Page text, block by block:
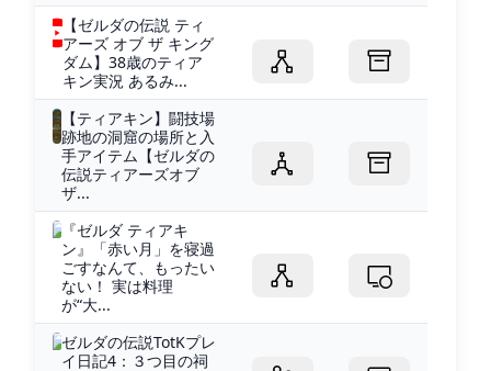
【ゼルダの伝説 ティ
アーズ オブ ザ キング
ダム】38歳のティア
キン実況 あるみ...
【ティアキン】闘技場
跡地の洞窟の場所と入
手アイテム【ゼルダの
伝説ティアーズオブ
ザ...
『ゼルダ ティアキ
ン』「赤い月」を寝過
ごすなんて、もったい
ない！ 実は料理
が“大...
ゼルダの伝説TotKプレ
イ日記4：３つ目の祠